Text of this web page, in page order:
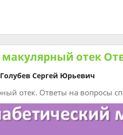
отек
Голубев Сергей Юрьевич
отек. Ответы на вопросы